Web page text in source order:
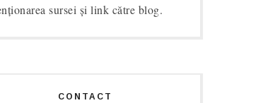
sursei și link către blog.
CONTACT